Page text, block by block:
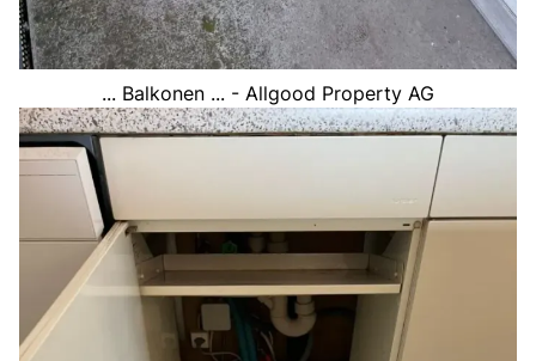
... Balkonen ... - Allgood Property AG